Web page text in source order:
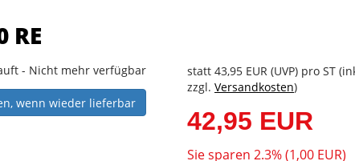
RE
- Nicht mehr verfügbar
wenn wieder lieferbar
statt 43,95 EUR (UVP) pro ST
zzgl. Versandkosten)
42,95 EUR
Sie sparen 2.3% (1,00 EUR)